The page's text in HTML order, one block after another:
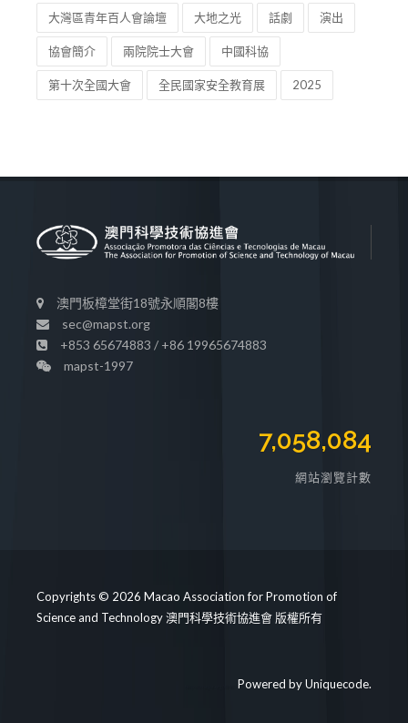
大灣區青年百人會論壇 大地之光 話劇 演出
協會簡介 兩院院士大會 中國科協
第十次全國大會 全民國家安全教育展 2025
澳門板樟堂街18號永順閣8樓
sec@mapst.org
+853 65674883 / +86 19965674883
mapst-1997
7,058,084
網站瀏覽計數
Copyrights © 2026 Macao Association for Promotion of
Science and Technology 澳門科學技術協進會 版權所有
Powered byUniquecode.